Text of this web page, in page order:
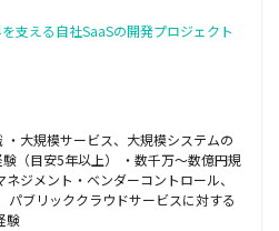
支える自社SaaSの開発プロジェクト
大規模サービス、大規模システムの
（目安5年以上） ・数千万〜数億円規
ジメント・ベンダーコントロール、
パブリッククラウドサービスに対する
験